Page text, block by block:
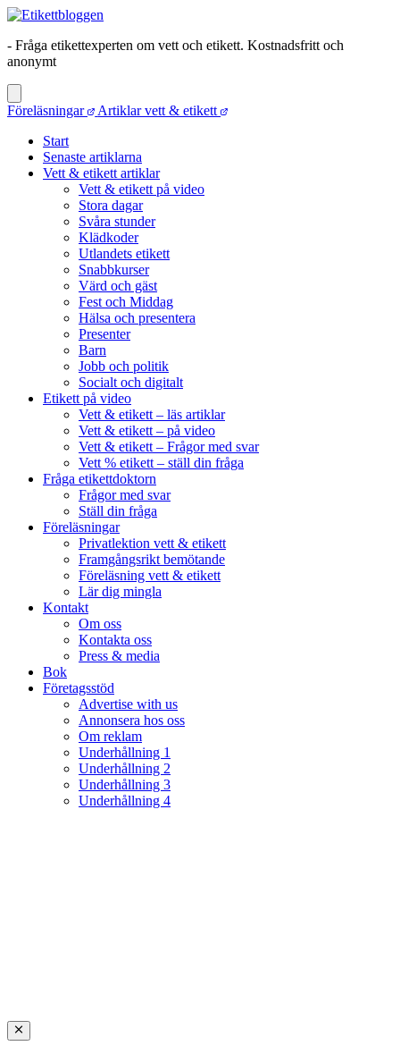
- Fråga etikettexperten om vett och etikett. Kostnadsfritt och
anonymt
Föreläsningar
Artiklar vett & etikett
Start
Senaste artiklarna
Vett & etikett artiklar
Vett & etikett på video
Stora dagar
Svåra stunder
Klädkoder
Utlandets etikett
Snabbkurser
Värd och gäst
Fest och Middag
Hälsa och presentera
Presenter
Barn
Jobb och politik
Socialt och digitalt
Etikett på video
Vett & etikett – läs artiklar
Vett & etikett – på video
Vett & etikett – Frågor med svar
Vett % etikett – ställ din fråga
Fråga etikettdoktorn
Frågor med svar
Ställ din fråga
Föreläsningar
Privatlektion vett & etikett
Framgångsrikt bemötande
Föreläsning vett & etikett
Lär dig mingla
Kontakt
Om oss
Kontakta oss
Press & media
Bok
Företagsstöd
Advertise with us
Annonsera hos oss
Om reklam
Underhållning 1
Underhållning 2
Underhållning 3
Underhållning 4